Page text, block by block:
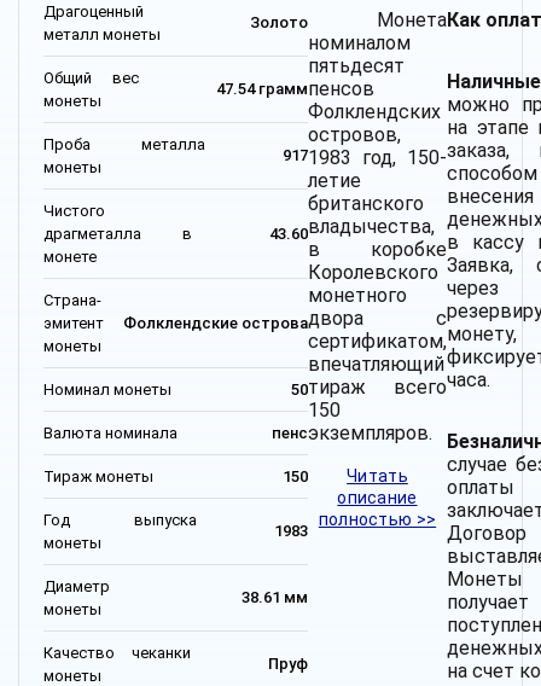
Драгоценный
металл монеты
Золото
Общий вес
монеты
47.54 грамм
Проба металла
монеты
917
Чистого
драгметалла в
монете
43.60
Страна-
эмитент
монеты
Фолклендские острова
Номинал монеты 50
Валюта номинала пенс
Тираж монеты 150
Год выпуска
монеты
1983
Диаметр
монеты
38.61 мм
Качество чеканки
монеты
Пруф
Монета
номиналом
пятьдесят
пенсов
Фолклендских
островов,
1983 год, 150-
летие
британского
владычества,
в коробке
Королевского
монетного
двора с
сертификатом,
впечатляющий
тираж всего
150
экземпляров.
Читать
описание
полностью >>
Как
можно
на этапе
заказа,
внесения
в кассу
Заявка,
часа.
случае
оплаты
на счет